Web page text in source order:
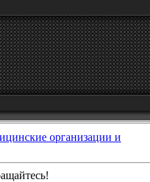
организации и